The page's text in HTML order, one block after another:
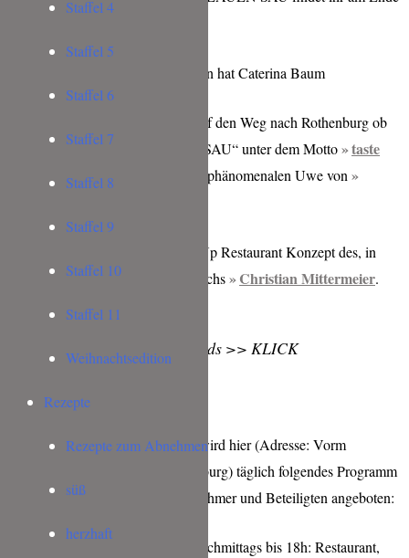
Staffel 4
Staffel 5
Staffel 6
Staffel 7
Staffel 8
Staffel 9
Staffel 10
Staffel 11
Weihnachtsedition
Rezepte
Rezepte zum Abnehmen
süß
herzhaft
-> Gewinnspiel beendet: gewonnen hat Caterina Baum
Freitag Abend machte ich mich auf den Weg nach Rothenburg ob
der Tauber um in der „BLAUEN SAU“ unter dem Motto
taste
not waste.einen Supperclub vom phänomenalen Uwe von
er Anlass war bzw. ist ein Pop-Up Restaurant Konzept des, in
Rothenburg ansässigen, Spitzenkochs
Christian Mittermeier.
Das Video des Abends >> KLICK
Vom 14.02.19 bis zum 10.03.19 wird hier (Adresse: Vorm
Würzburger Tor 7, 91541 Rothenburg) täglich folgendes Programm
für alle interessierten Gäste, Teilnehmer und Beteiligten angeboten:
Vormittags, mittags und nachmittags bis 18h: Restaurant,